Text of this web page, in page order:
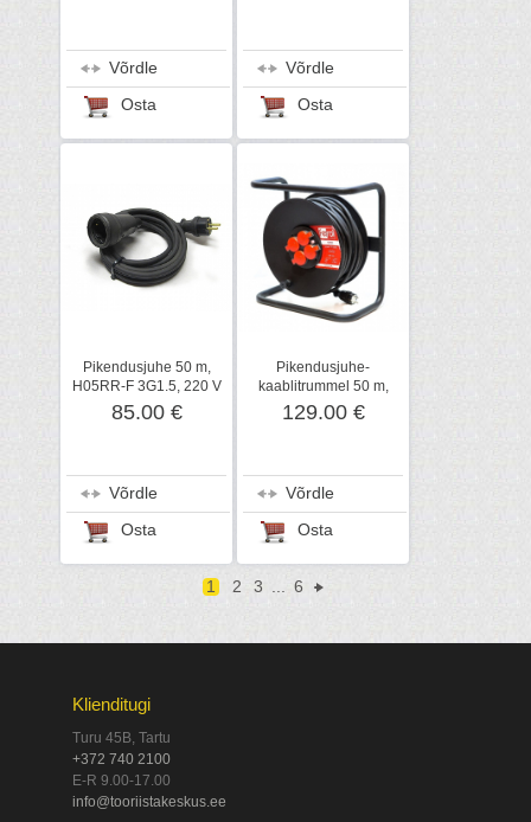
Võrdle
Osta
Võrdle
Osta
Pikendusjuhe 50 m,
H05RR-F 3G1.5, 220 V
85.00 €
Võrdle
Osta
Pikendusjuhe-
kaablitrummel 50 m,
RN3G2.5, 4x220 V
129.00 €
Võrdle
Osta
1 2 3 ... 6
Klienditugi
Turu 45B, Tartu
+372 740 2100
E-R 9.00-17.00
info@tooriistakeskus.ee